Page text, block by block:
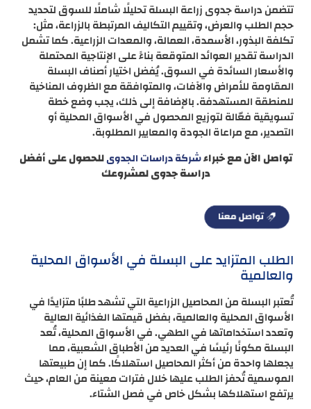
تتضمن دراسة جدوى زراعة البسلة تحليلًا شاملًا للسوق لتحديد
حجم الطلب والعرض، وتقييم التكاليف المرتبطة بالزراعة، مثل:
تكلفة البذور، الأسمدة، العمالة، والمعدات الزراعية. كما تشمل
الدراسة تقدير العوائد المتوقعة بناءً على الإنتاجية المحتملة
والأسعار السائدة في السوق. يُفضل اختيار أصناف البسلة
المقاومة للأمراض والآفات، والمتوافقة مع الظروف المناخية
للمنطقة المستهدفة. بالإضافة إلى ذلك، يجب وضع خطة
تسويقية فعّالة لتوزيع المحصول في الأسواق المحلية أو
التصدير، مع مراعاة الجودة والمعايير المطلوبة.
تواصل الآن مع خبراءشركة دراسات الجدوىللحصول على أفضل
دراسة جدوى لمشروعك
الطلب المتزايد على البسلة في الأسواق المحلية
والعالمية
تُعتبر البسلة من المحاصيل الزراعية التي تشهد طلبًا متزايدًا في
الأسواق المحلية والعالمية، بفضل قيمتها الغذائية العالية
وتعدد استخداماتها في الطهي. في الأسواق المحلية، تُعد
البسلة مكونًا رئيسًا في العديد من الأطباق الشعبية، مما
يجعلها واحدة من أكثر المحاصيل استهلاكًا. كما إن طبيعتها
الموسمية تُحفز الطلب عليها خلال فترات معينة من العام، حيث
يرتفع استهلاكها بشكل خاص في فصل الشتاء.